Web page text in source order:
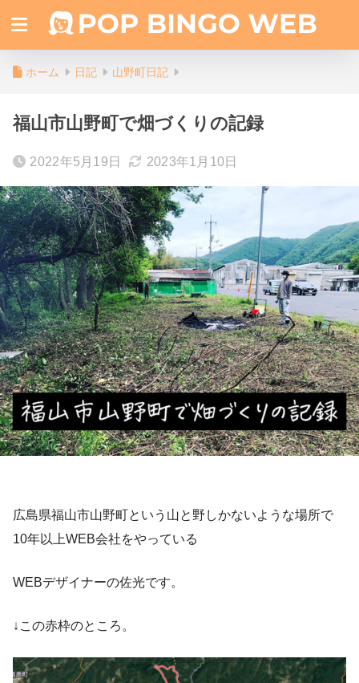
ホーム 日記 山野町日記
福山市山野町で畑づくりの記録
2022年5月19日 2023年1月10日
広島県福山市山野町という山と野しかないような場所で
10年以上WEB会社をやっている
WEBデザイナーの佐光です。
↓この赤枠のところ。